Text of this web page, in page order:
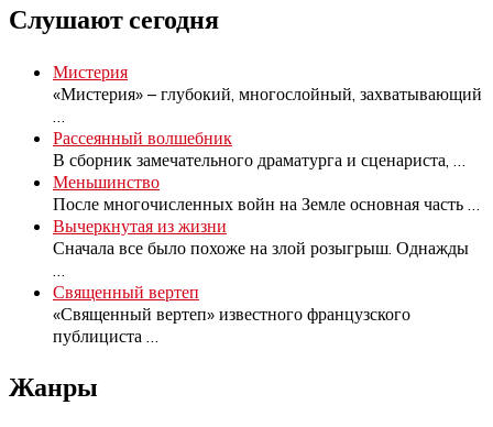
Слушают сегодня
Мистерия
«Мистерия» – глубокий, многослойный, захватывающий
Рассеянный волшебник
В сборник замечательного драматурга и сценариста,
Меньшинство
После многочисленных войн на Земле основная часть
Вычеркнутая из жизни
Сначала все было похоже на злой розыгрыш. Однажды
Священный вертеп
«Священный вертеп» известного французского
публициста
Жанры